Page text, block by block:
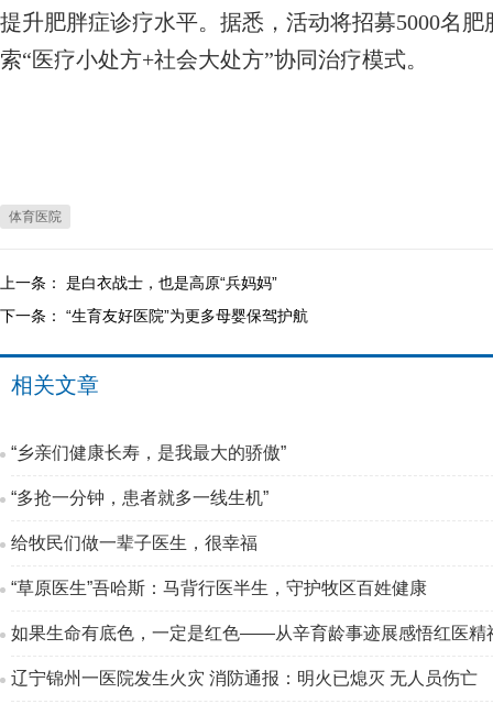
提升肥胖症诊疗水平。据悉，活动将招募5000名
索“医疗小处方+社会大处方”协同治疗模式。
体育医院
上一条： 是白衣战士，也是高原“兵妈妈”
下一条： “生育友好医院”为更多母婴保驾护航
相关文章
“乡亲们健康长寿，是我最大的骄傲”
“多抢一分钟，患者就多一线生机”
给牧民们做一辈子医生，很幸福
“草原医生”吾哈斯：马背行医半生，守护牧区百姓健康
如果生命有底色，一定是红色——从辛育龄事迹展感悟红医精
辽宁锦州一医院发生火灾 消防通报：明火已熄灭 无人员伤亡